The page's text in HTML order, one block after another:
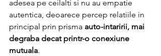
adesea pe ceilalti si nu au empatie
autentica, deoarece percep relatiile in
principal prin prisma auto-intaririi, mai
degraba decat printr-o conexiune
mutuala.